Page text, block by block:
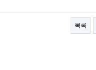
목록